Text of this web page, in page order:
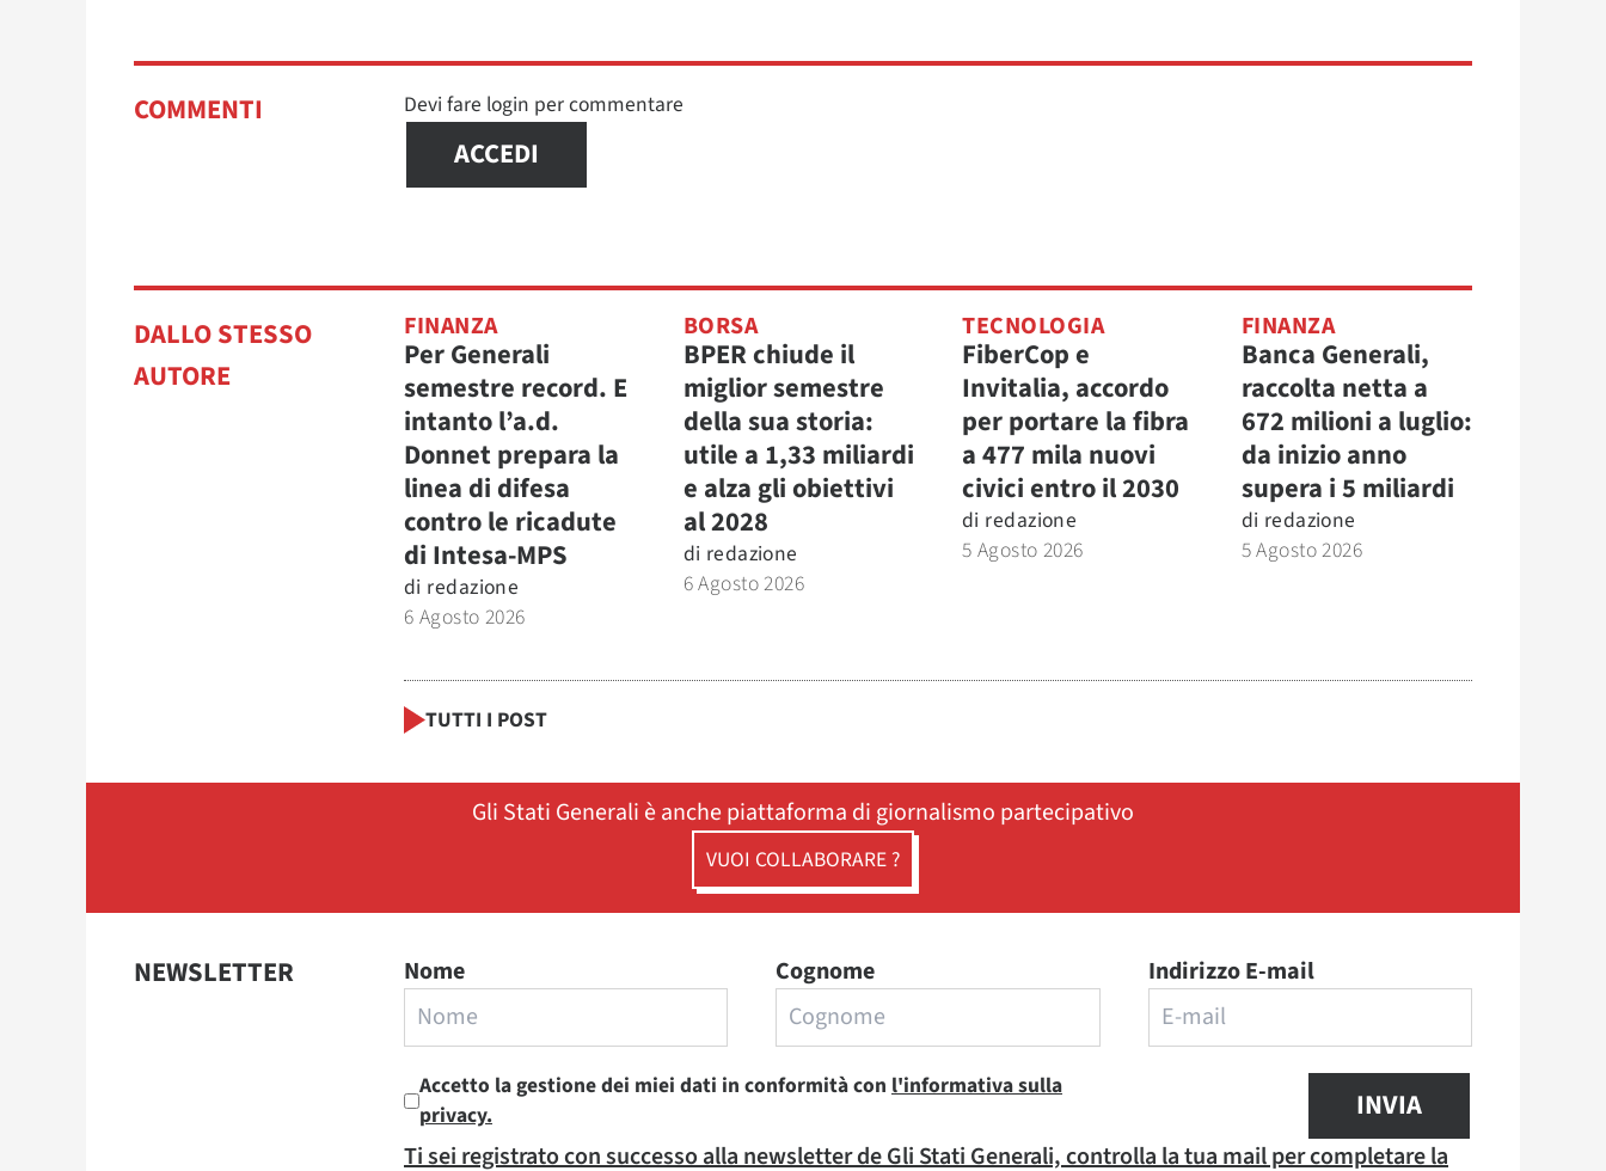
COMMENTI Devi fare login per commentare
ACCEDI
DALLO STESSO
AUTORE
FINANZA
Per Generali
semestre record. E
intanto l’a.d.
Donnet prepara la
linea di difesa
contro le ricadute
di Intesa-MPS
di redazione
6 Agosto 2026
BORSA
BPER chiude il
miglior semestre
della sua storia:
utile a 1,33 miliardi
e alza gli obiettivi
al 2028
di redazione
6 Agosto 2026
TECNOLOGIA
FiberCop e
Invitalia, accordo
per portare la fibra
a 477 mila nuovi
civici entro il 2030
di redazione
5 Agosto 2026
FINANZA
Banca Generali,
raccolta netta a
672 milioni a luglio:
da inizio anno
supera i 5 miliardi
di redazione
5 Agosto 2026
TUTTI I POST
Gli Stati Generali è anche piattaforma di giornalismo partecipativo
VUOI COLLABORARE ?
NEWSLETTER Nome Cognome Indirizzo E-mail
Accetto la gestione dei miei dati in conformità con l'informativa sulla
privacy.
INVIA
Ti sei registrato con successo alla newsletter de Gli Stati Generali, controlla la tua mail per completare la